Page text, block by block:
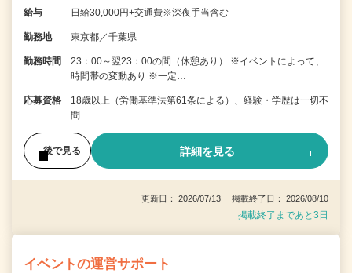
給与 日給30,000円+交通費※深夜手当含む
勤務地 東京都／千葉県
勤務時間
23：00～翌23：00の間（休憩あり） ※イベントによって、
時間帯の変動あり ※一定…
応募資格
18歳以上（労働基準法第61条による）、経験・学歴は一切不
問
後で見る 詳細を見る
更新日： 2026/07/13 掲載終了日： 2026/08/10
掲載終了まであと3日
イベントの運営サポート